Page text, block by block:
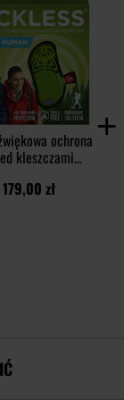
ochrona
kleszczami
ludzi - Green
179,00 zł